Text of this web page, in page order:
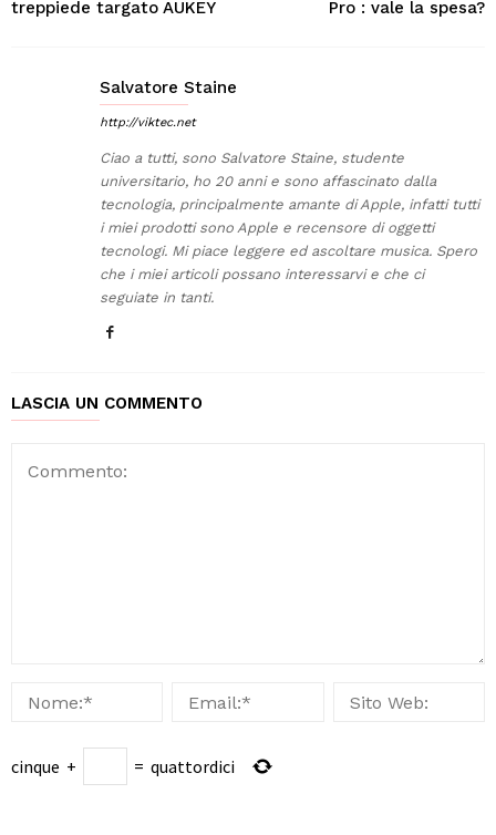
treppiede targato AUKEY
Pro : vale la spesa?
Salvatore Staine
http://viktec.net
Ciao a tutti, sono Salvatore Staine, studente
universitario, ho 20 anni e sono affascinato dalla
tecnologia, principalmente amante di Apple, infatti tutti
i miei prodotti sono Apple e recensore di oggetti
tecnologi. Mi piace leggere ed ascoltare musica. Spero
che i miei articoli possano interessarvi e che ci
seguiate in tanti.
LASCIA UN COMMENTO
cinque + = quattordici